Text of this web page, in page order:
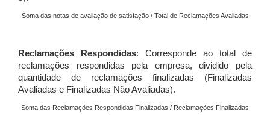
Soma das notas de avaliação de satisfação / Total de Reclamações Avaliadas
Reclamações Respondidas: Corresponde ao total de
reclamações respondidas pela empresa, dividido pela
quantidade de reclamações finalizadas (Finalizadas
Avaliadas e Finalizadas Não Avaliadas).
Soma das Reclamações Respondidas Finalizadas / Reclamações Finalizadas